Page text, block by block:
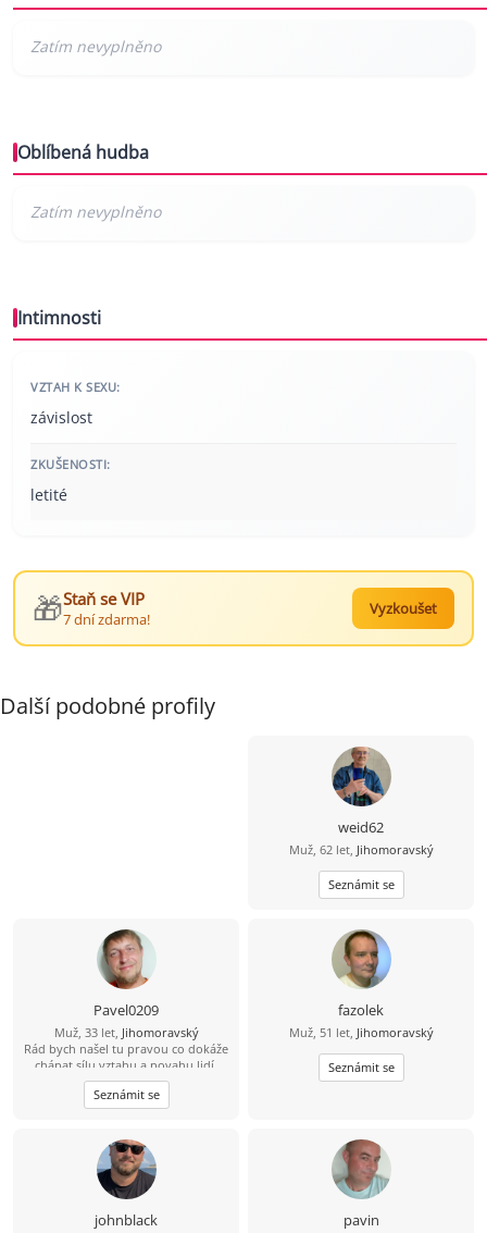
Oblíbená hudba
Intimnosti
VZTAH K SEXU:
závislost
ZKUŠENOSTI:
letité
🎁Staň se VIP
7 dní zdarma!
Vyzkoušet
Další podobné profily
weid62
Muž, 62 let, Jihomoravský
Seznámit se
Pavel0209
Muž, 33 let, Jihomoravský
Rád bych našel tu pravou co dokáže
chápat sílu vztahu a povahu lidí.
Seznámit se
fazolek
Muž, 51 let, Jihomoravský
Seznámit se
johnblack pavin